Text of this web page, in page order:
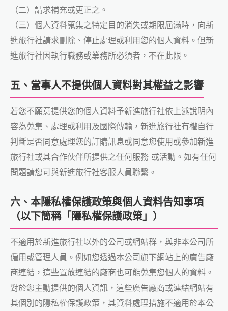
（二）請求補充或更正之。
（三）個人資料蒐集之特定目的消失或期限屆滿時，向新
進旅行社請求刪除、停止處理或利用您的個人資料。但新
進旅行社因執行職務或業務所必須者，不在此限。
五、當事人不提供個人資料對其權益之影響
若您不願意提供您的個人資料予新進旅行社依上述說明內
容為蒐集、處理或利用及國際傳輸，新進旅行社有權自行
判斷是否同意處理您的訂購訊息或同意您使用或參加新進
旅行社或其合作伙伴所提供之任何服務 或活動。如有任何
問題請您可與新進旅行社客服人員聯繫。
六、本隱私權保護政策與個人資料告知事項
（以下簡稱「隱私權保護政策」）
不適用於新進旅行社以外的公司或網站群，與非本公司所
僱用或管理人員。例如您透過本公司旗下網站上的廣告廠
商連結，這些置放連結的廠商也可能蒐集您個人的資料。
對於您主動提供的個人資訊，這些廣告廠商或連結網站有
其個別的隱私權保護政策，其資料處理措施不適用於本公